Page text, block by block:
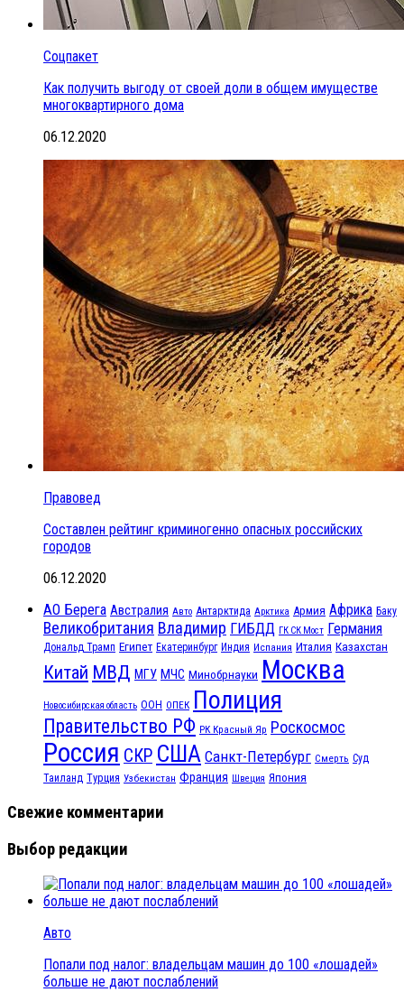
Соцпакет
Как получить выгоду от своей доли в общем имуществе
многоквартирного дома
06.12.2020
Правовед
Составлен рейтинг криминогенно опасных российских
городов
06.12.2020
АО Берега Австралия Авто Антарктида Арктика Армия Африка Баку
Великобритания Владимир ГИБДД ГК СК Мост Германия
Дональд Трамп Египет Екатеринбург Индия Испания Италия Казахстан
Китай МВД МГУ МЧС Минобрнауки Москва
Новосибирская область ООН ОПЕК Полиция
Правительство РФ РК Красный Яр Роскосмос
Россия СКР США Санкт-Петербург Смерть Суд
Таиланд Турция Узбекистан Франция Швеция Япония
Свежие комментарии
Выбор редакции
Авто
Попали под налог: владельцам машин до 100 «лошадей»
больше не дают послаблений